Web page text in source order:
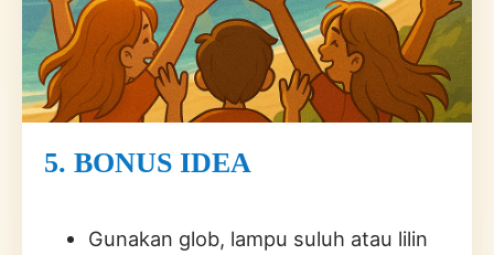
5. BONUS IDEA
Gunakan glob, lampu suluh atau lilin